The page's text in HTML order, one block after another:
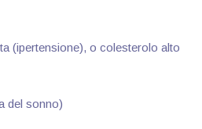
(ipertensione), o colesterolo alto
del sonno)